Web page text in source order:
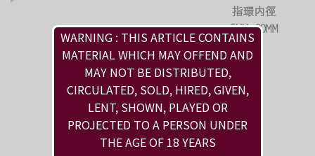
WARNING : THIS ARTICLE CONTAINS
MATERIAL WHICH MAY OFFEND AND
MAY NOT BE DISTRIBUTED,
CIRCULATED, SOLD, HIRED, GIVEN,
LENT, SHOWN, PLAYED OR
PROJECTED TO A PERSON UNDER
THE AGE OF 18 YEARS